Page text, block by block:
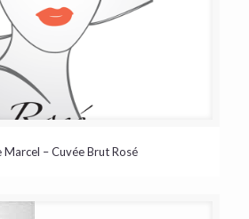
– Cuvée Brut Rosé